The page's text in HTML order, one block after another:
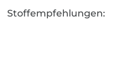
Stoffempfehlungen: